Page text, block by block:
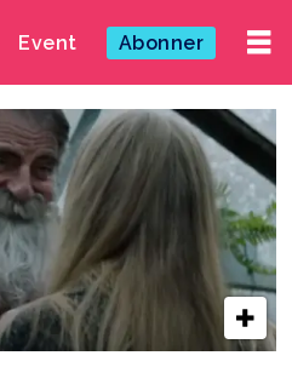
Event Abonner